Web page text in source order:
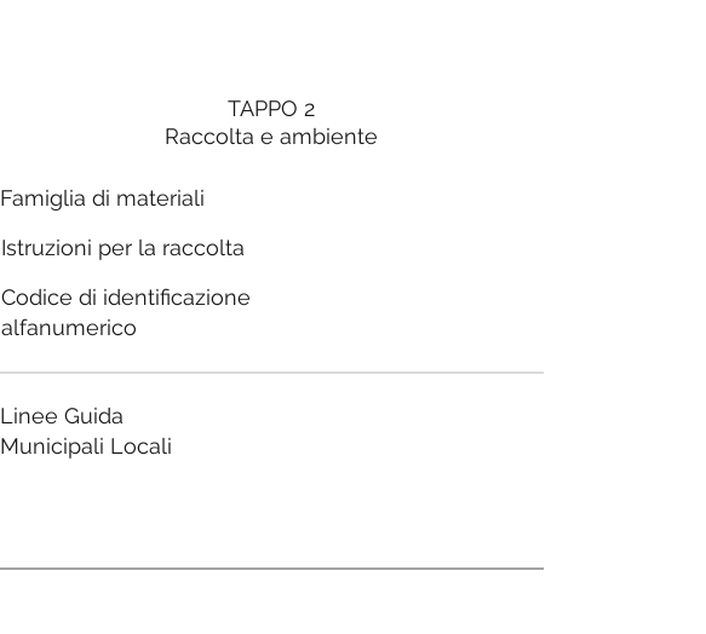
TAPPO 2
Raccolta e ambiente
Famiglia di materiali
Istruzioni per la raccolta
Codice di identificazione
alfanumerico
Linee Guida
Municipali Locali